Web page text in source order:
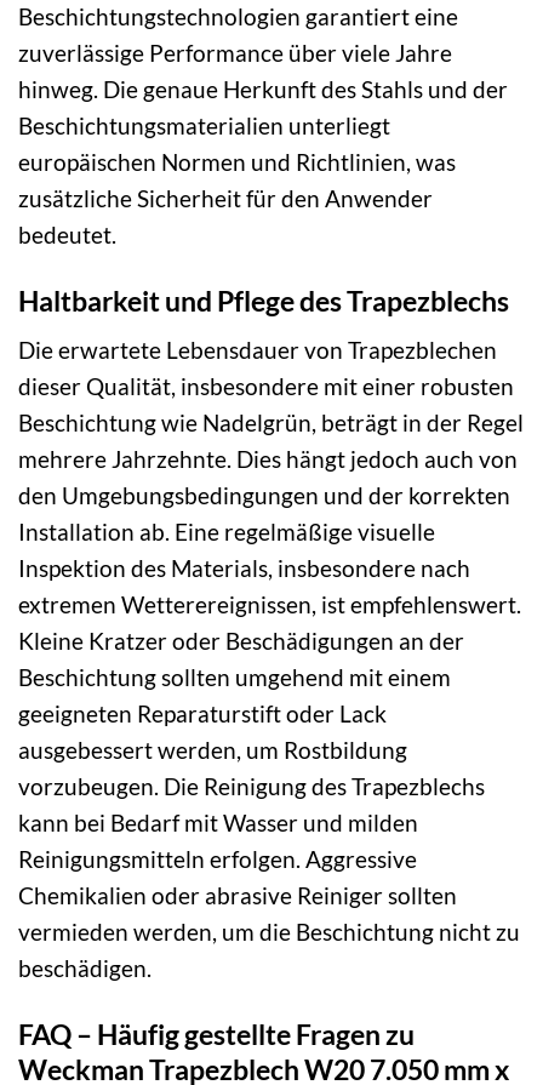
Beschichtungstechnologien garantiert eine
zuverlässige Performance über viele Jahre
hinweg. Die genaue Herkunft des Stahls und der
Beschichtungsmaterialien unterliegt
europäischen Normen und Richtlinien, was
zusätzliche Sicherheit für den Anwender
bedeutet.
Haltbarkeit und Pflege des Trapezblechs
Die erwartete Lebensdauer von Trapezblechen
dieser Qualität, insbesondere mit einer robusten
Beschichtung wie Nadelgrün, beträgt in der Regel
mehrere Jahrzehnte. Dies hängt jedoch auch von
den Umgebungsbedingungen und der korrekten
Installation ab. Eine regelmäßige visuelle
Inspektion des Materials, insbesondere nach
extremen Wetterereignissen, ist empfehlenswert.
Kleine Kratzer oder Beschädigungen an der
Beschichtung sollten umgehend mit einem
geeigneten Reparaturstift oder Lack
ausgebessert werden, um Rostbildung
vorzubeugen. Die Reinigung des Trapezblechs
kann bei Bedarf mit Wasser und milden
Reinigungsmitteln erfolgen. Aggressive
Chemikalien oder abrasive Reiniger sollten
vermieden werden, um die Beschichtung nicht zu
beschädigen.
FAQ – Häufig gestellte Fragen zu
Weckman Trapezblech W20 7.050 mm x